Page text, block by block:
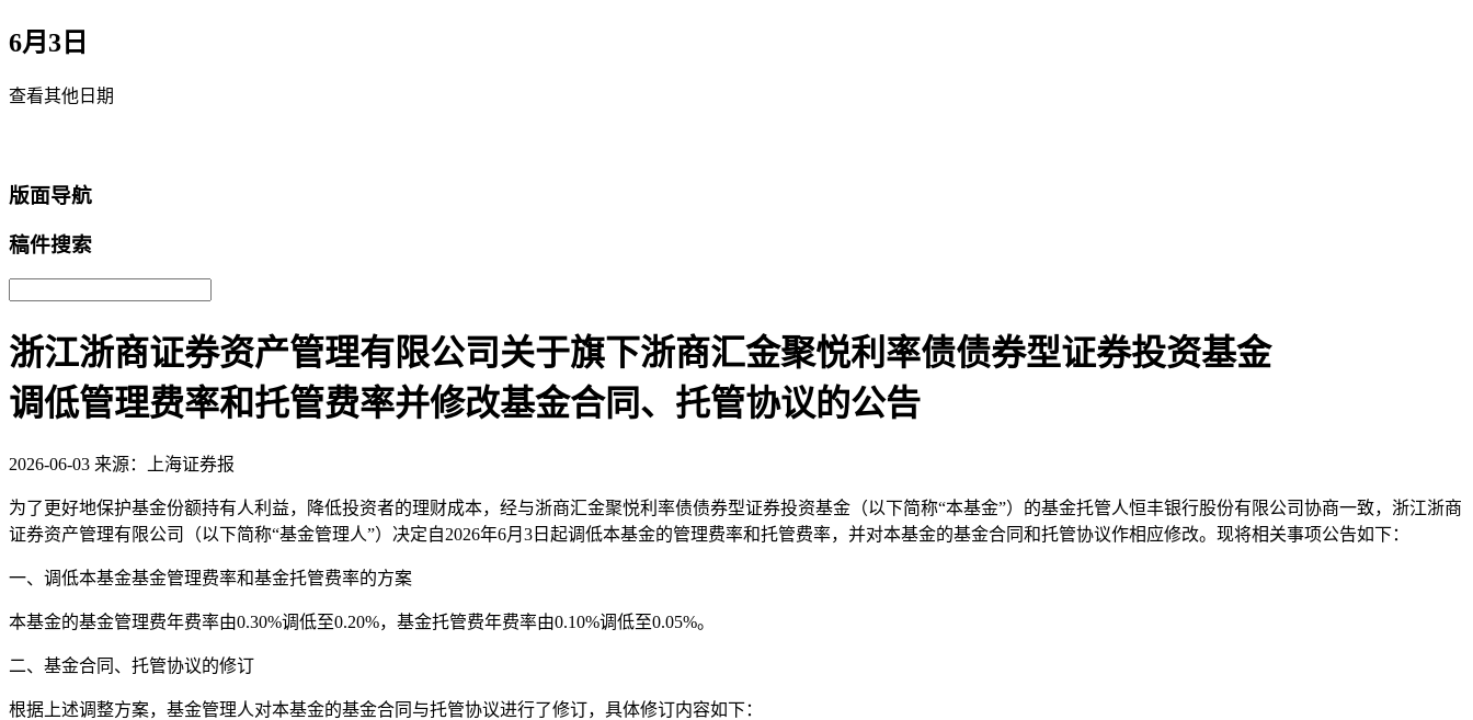
6月3日
查看其他日期
版面导航
稿件搜索
浙江浙商证券资产管理有限公司关于旗下浙商汇金聚悦利率债债券型证券投资基金
调低管理费率和托管费率并修改基金合同、托管协议的公告
2026-06-03 来源：上海证券报
为了更好地保护基金份额持有人利益，降低投资者的理财成本，经与浙商汇金聚悦利率债债券型证券投资基金（以下简称“本基金”）的基金托管人恒丰银行股份有限公司协商一致，浙江浙商
证券资产管理有限公司（以下简称“基金管理人”）决定自2026年6月3日起调低本基金的管理费率和托管费率，并对本基金的基金合同和托管协议作相应修改。现将相关事项公告如下：
一、调低本基金基金管理费率和基金托管费率的方案
本基金的基金管理费年费率由0.30%调低至0.20%，基金托管费年费率由0.10%调低至0.05%。
二、基金合同、托管协议的修订
根据上述调整方案，基金管理人对本基金的基金合同与托管协议进行了修订，具体修订内容如下：